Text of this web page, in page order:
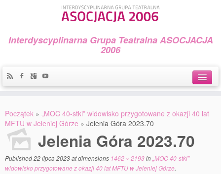
Interdyscyplinarna Grupa Teatralna ASOCJACJA
2006
Widowiska i spektakle
Teatralny Golęcin
Przystań Teatralna
Początek » „MOC 40-stki” widowisko przygotowane z okazji 40 lat
MFTU w Jeleniej Górze » Jelenia Góra 2023.70
Jelenia Góra 2023.70
Published22 lipca 2023at dimensions 1462 × 2193in „MOC 40-stki”
widowisko przygotowane z okazji 40 lat MFTU w Jeleniej Górze.